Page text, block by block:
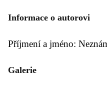
Informace o autorovi
Příjmení a jméno:
Galerie